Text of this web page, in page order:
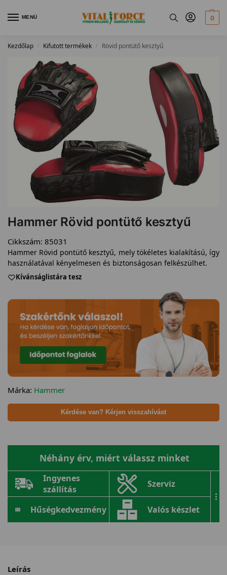
MENÜ 0
Kezdőlap / Kifutott termékek / Rövid pontütő kesztyű
Hammer Rövid pontütő kesztyű
Cikkszám: 85031
Hammer Rövid pontütő kesztyű, mely tökéletes kialakítású, így
használatával kényelmesen és biztonságosan felkészülhet.
Kívánságlistára tesz
Márka: Hammer
Kérdése van? Kérjen visszahívást
Néhány érv, miért válassz minket
Ingyenes
szállítás
Szerviz
Hűségkedvezmény Valós készlet
...
Leírás